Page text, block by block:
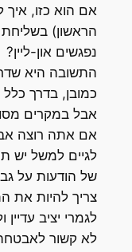
אם הוא כזו,
הראשון)
נפגשים און-ליין?
התשובה היא
כמובן, בדרך
אבל במקרים
אם אתה רוצה
לגיים למשל יש
של הודעות על
צריך להיות את
לגמרי יציב
לא קשור